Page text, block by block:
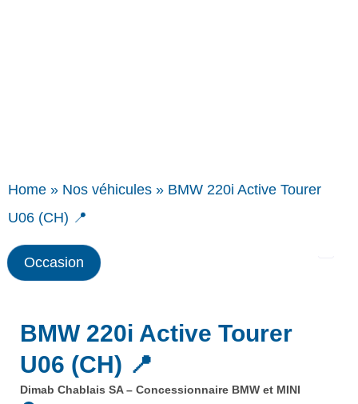
Home » Nos véhicules » BMW 220i Active Tourer
U06 (CH) 📍
Occasion
BMW 220i Active Tourer
U06 (CH) 📍
Dimab Chablais SA – Concessionnaire BMW et MINI